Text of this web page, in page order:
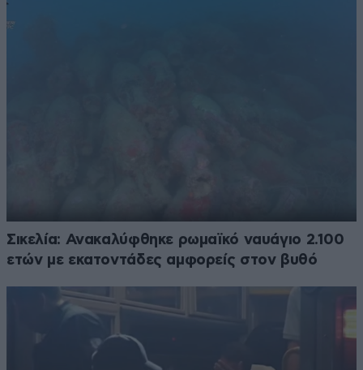
Σικελία: Ανακαλύφθηκε ρωμαϊκό ναυάγιο 2.100
ετών με εκατοντάδες αμφορείς στον βυθό